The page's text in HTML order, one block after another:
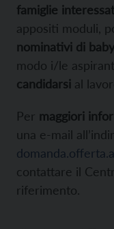
famiglie
appositi moduli,
nominativi di
modo i/le
candidarsi al
Per maggiori
una e-mail
contattare il
riferimento.